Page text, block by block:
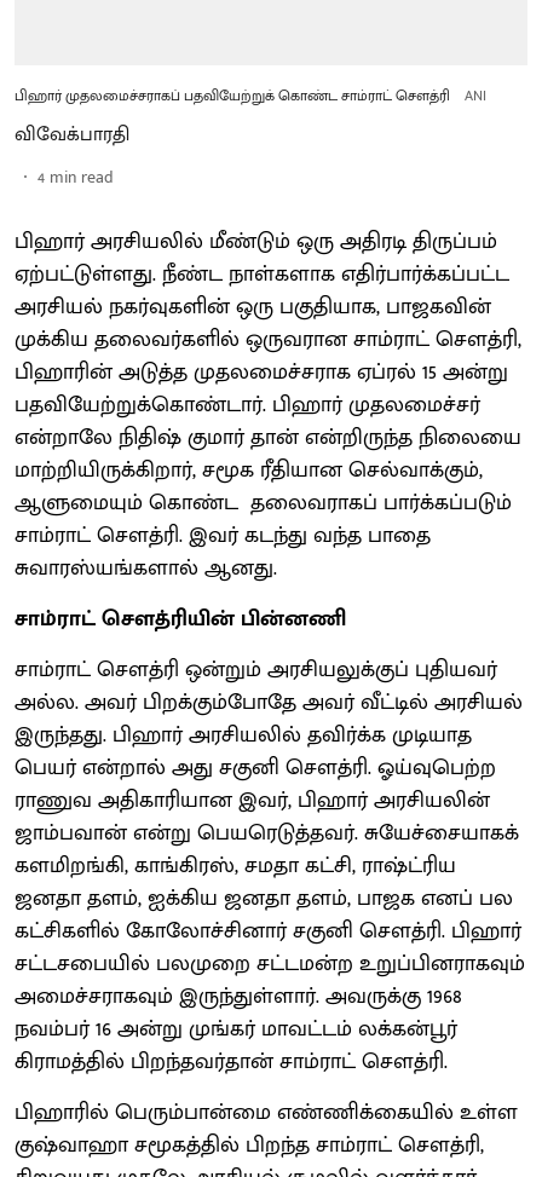
பிஹார் முதலமைச்சராகப் பதவியேற்றுக் கொண்ட சாம்ராட் சௌத்ரி ANI
விவேக்பாரதி
4 min read
பிஹார் அரசியலில் மீண்டும் ஒரு அதிரடி திருப்பம்
ஏற்பட்டுள்ளது. நீண்ட நாள்களாக எதிர்பார்க்கப்பட்ட
அரசியல் நகர்வுகளின் ஒரு பகுதியாக, பாஜகவின்
முக்கிய தலைவர்களில் ஒருவரான சாம்ராட் சௌத்ரி,
பிஹாரின் அடுத்த முதலமைச்சராக ஏப்ரல் 15 அன்று
பதவியேற்றுக்கொண்டார். பிஹார் முதலமைச்சர்
என்றாலே நிதிஷ் குமார் தான் என்றிருந்த நிலையை
மாற்றியிருக்கிறார், சமூக ரீதியான செல்வாக்கும்,
ஆளுமையும் கொண்ட தலைவராகப் பார்க்கப்படும்
சாம்ராட் சௌத்ரி. இவர் கடந்து வந்த பாதை
சுவாரஸ்யங்களால் ஆனது.
சாம்ராட் சௌத்ரியின் பின்னணி
சாம்ராட் சௌத்ரி ஒன்றும் அரசியலுக்குப் புதியவர்
அல்ல. அவர் பிறக்கும்போதே அவர் வீட்டில் அரசியல்
இருந்தது. பிஹார் அரசியலில் தவிர்க்க முடியாத
பெயர் என்றால் அது சகுனி சௌத்ரி. ஓய்வுபெற்ற
ராணுவ அதிகாரியான இவர், பிஹார் அரசியலின்
ஜாம்பவான் என்று பெயரெடுத்தவர். சுயேச்சையாகக்
களமிறங்கி, காங்கிரஸ், சமதா கட்சி, ராஷ்ட்ரிய
ஜனதா தளம், ஐக்கிய ஜனதா தளம், பாஜக எனப் பல
கட்சிகளில் கோலோச்சினார் சகுனி சௌத்ரி. பிஹார்
சட்டசபையில் பலமுறை சட்டமன்ற உறுப்பினராகவும்
அமைச்சராகவும் இருந்துள்ளார். அவருக்கு 1968
நவம்பர் 16 அன்று முங்கர் மாவட்டம் லக்கன்பூர்
கிராமத்தில் பிறந்தவர்தான் சாம்ராட் சௌத்ரி.
பிஹாரில் பெரும்பான்மை எண்ணிக்கையில் உள்ள
குஷ்வாஹா சமூகத்தில் பிறந்த சாம்ராட் சௌத்ரி,